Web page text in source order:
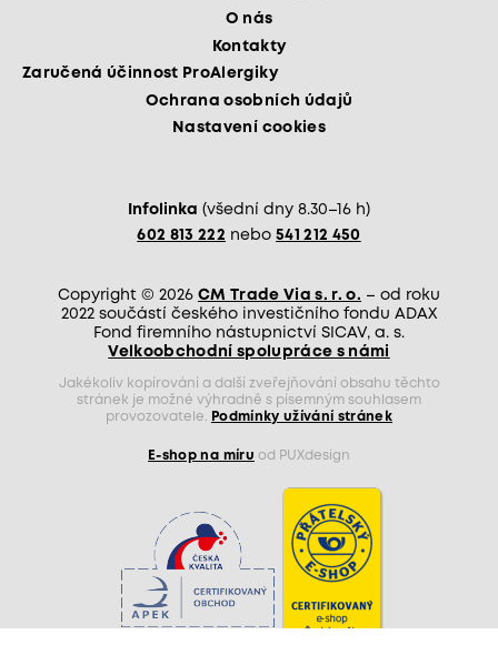
O nás
Kontakty
Zaručená účinnost ProAlergiky
Ochrana osobních údajů
Nastavení cookies
Infolinka (všední dny 8.30–16 h)
602 813 222 nebo 541 212 450
Copyright © 2026 CM Trade Via s. r. o. – od roku
2022 součástí českého investičního fondu ADAX
Fond firemního nástupnictví SICAV, a. s.
Velkoobchodní spolupráce s námi
Jakékoliv kopírování a další zveřejňování obsahu těchto
stránek je možné výhradně s písemným souhlasem
provozovatele.
Podmínky užívání stránek
E-shop na míru od PUXdesign